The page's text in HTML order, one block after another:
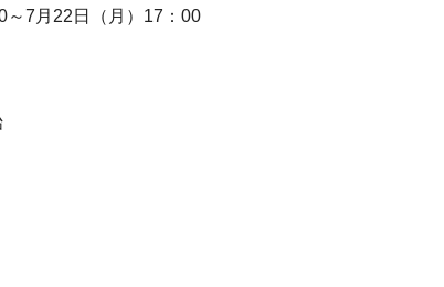
7月22日（月）17：00